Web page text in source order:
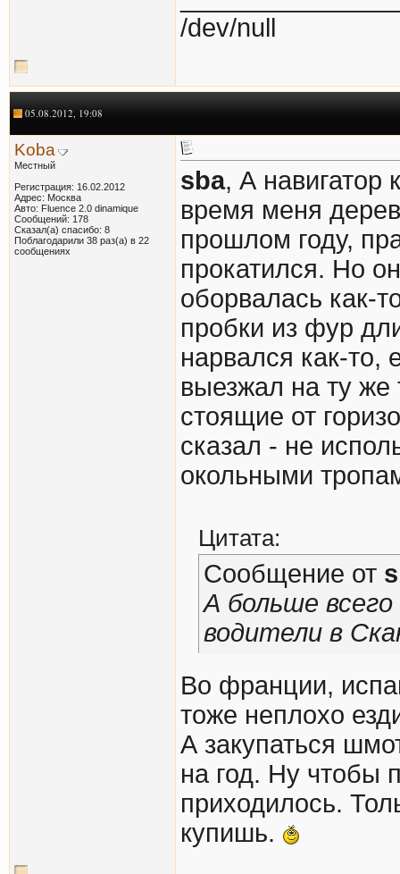
/dev/null
05.08.2012, 19:08
Koba
Местный
Регистрация: 16.02.2012
Адрес: Москва
Авто: Fluence 2.0 dinamique
Сообщений: 178
Сказал(а) спасибо: 8
Поблагодарили 38 раз(а) в 22
сообщениях
sba, А навигатор
время меня
прошлом году,
прокатился. Но
оборвалась как-
пробки из фур
нарвался как-то,
выезжал на ту же
стоящие от
сказал - не
окольными
Цитата:
Сообщение от
А больше всего
водители в
Во франции,
тоже неплохо
А закупаться
на год. Ну чтобы
приходилось.
купишь.